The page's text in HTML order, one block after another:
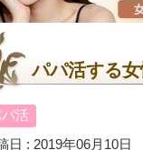
＼初
パパ活する
活
日 : 2019年06月10日